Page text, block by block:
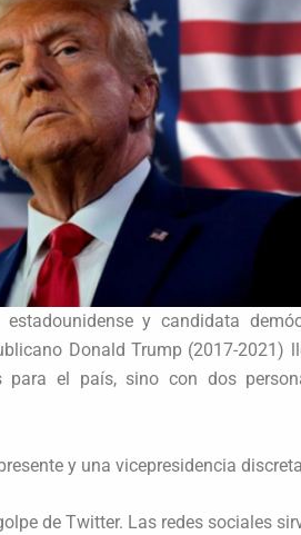
estadounidense y candidata
Donald Trump (2017-2021)
para el país, sino con dos
y una vicepresidencia discreta
de Twitter. Las redes sociales